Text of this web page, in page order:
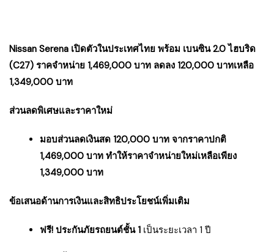
Nissan Serena เปิดตัวในประเทศไทย พร้อม เบนซิน 2.0 ไฮบริด
(C27) ราคจำหน่าย 1,469,000 บาท ลดลง 120,000 บาทเหลือ
1,349,000 บาท
ส่วนลดพิเศษและราคาใหม่
มอบส่วนลดเงินสด 120,000 บาท จากราคาปกติ
1,469,000 บาท ทำให้ราคาจำหน่ายใหม่เหลือเพียง
1,349,000 บาท
ข้อเสนอด้านการเงินและสิทธิประโยชน์เพิ่มเติม
ฟรี! ประกันภัยรถยนต์ชั้น 1 เป็นระยะเวลา 1 ปี